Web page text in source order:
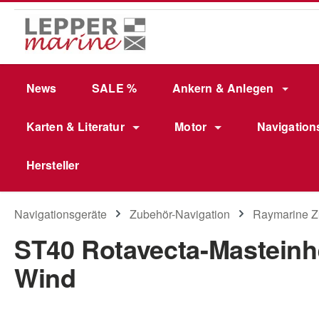
Hauptinhalt springen
Zur Suche springen
Zur Hauptnavigation springen
News SALE % Ankern & Anlegen
Karten & Literatur Motor
Hersteller
Navigationsgeräte Zubehör-Navigation Raymarine
ST40 Rotavecta-
Wind